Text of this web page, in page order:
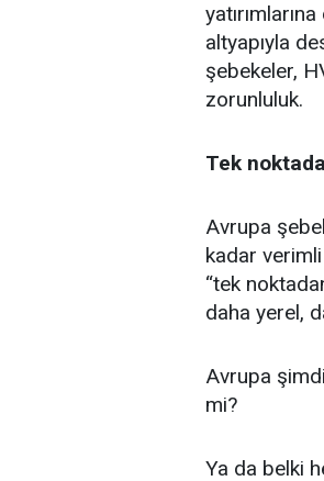
altyapıyla
şebekeler,
zorunluluk.
Tek
Avrupa
kadar verimli
“tek
daha yerel,
Avrupa
mi?
Ya da belki